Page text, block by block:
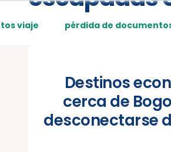
viaje pérdida de
Destinos
cerca de
desconectarse